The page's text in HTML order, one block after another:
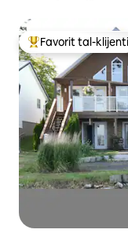
Wieħed mill-aqwa
Favorit tal-klijenti